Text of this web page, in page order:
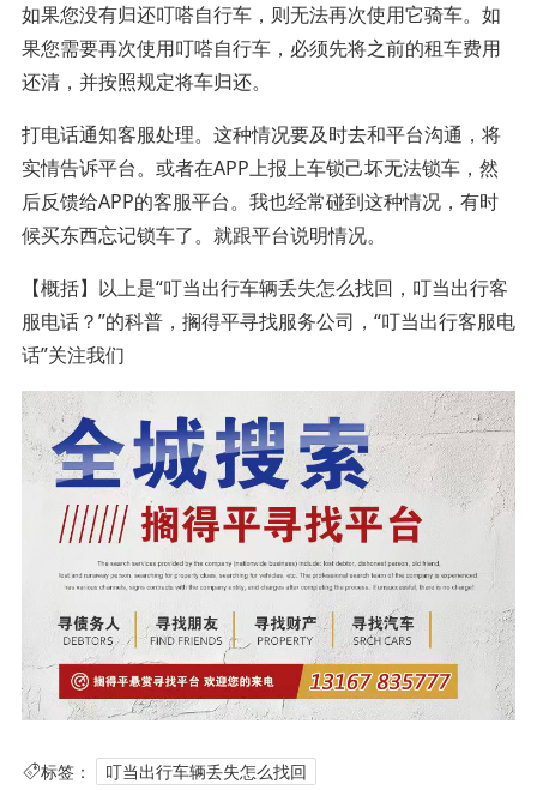
如果您没有归还叮嗒自行车，则无法再次使用它骑车。如
果您需要再次使用叮嗒自行车，必须先将之前的租车费用
还清，并按照规定将车归还。
打电话通知客服处理。这种情况要及时去和平台沟通，将
实情告诉平台。或者在APP上报上车锁己坏无法锁车，然
后反馈给APP的客服平台。我也经常碰到这种情况，有时
候买东西忘记锁车了。就跟平台说明情况。
【概括】以上是“叮当出行车辆丢失怎么找回，叮当出行客
服电话？”的科普，搁得平寻找服务公司，“叮当出行客服电
话”关注我们
标签： 叮当出行车辆丢失怎么找回